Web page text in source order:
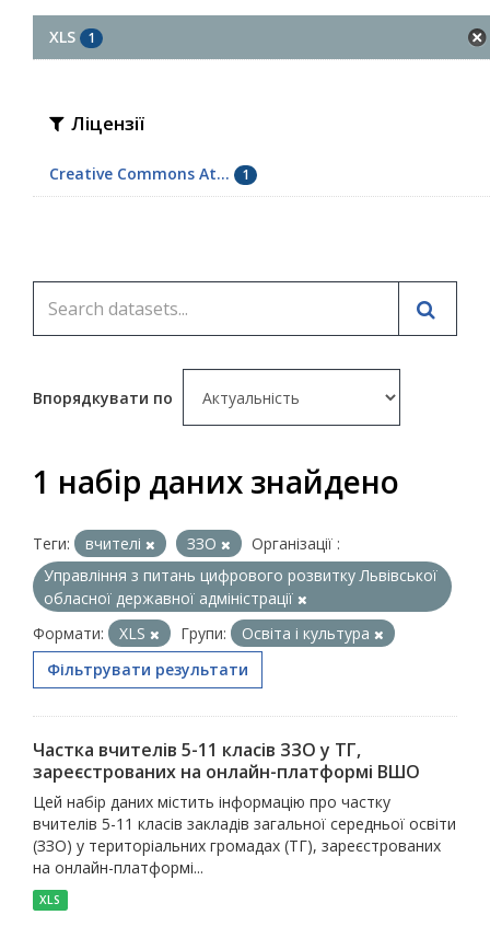
XLS 1
Ліцензії
Creative Commons At... 1
Впорядкувати по
1 набір даних знайдено
Теги: вчителі ЗЗО
Організації :
Управління з питань цифрового розвитку Львівської
обласної державної адміністрації
Формати:
XLS Групи:
Освіта і культура
Фільтрувати результати
Частка вчителів 5-11 класів ЗЗО у ТГ,
зареєстрованих на онлайн-платформі ВШО
Цей набір даних містить інформацію про частку
вчителів 5-11 класів закладів загальної середньої освіти
(ЗЗО) у територіальних громадах (ТГ), зареєстрованих
на онлайн-платформі...
XLS